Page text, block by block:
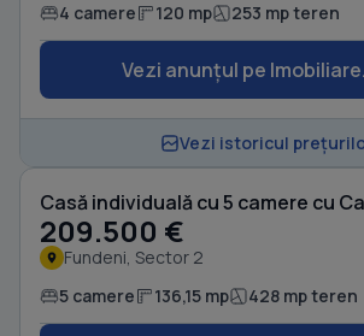
4 camere 120 mp 253 mp teren
Vezi anunțul pe
Vezi istoricul
209.500 €
Fundeni, Sector 2
5 camere 136,15 mp 428 mp teren